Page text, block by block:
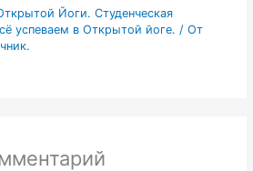
Йоги. Студенческая
успеваем в Открытой йоге. / От